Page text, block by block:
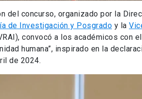
del concurso, organizado por la
de Investigación y Posgrado y la
convocó a los académicos con
humana”, inspirado en la
de 2024.